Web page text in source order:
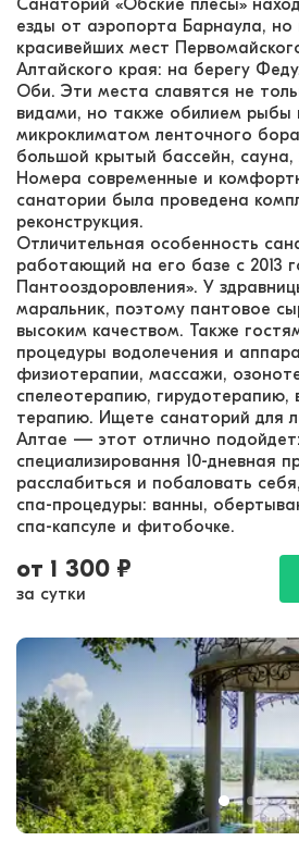
Санаторий «Обские плесы»
езды от аэропорта Барнаула,
красивейших мест
Алтайского края: на берегу
Оби. Эти места славятся не
видами, но также обилием рыбы
микроклиматом ленточного
большой крытый бассейн,
Номера современные и
санатории была проведена
реконструкция.
Отличительная особенность
работающий на его базе с 2013
Пантооздоровления». У
маральник, поэтому пантовое
высоким качеством. Также
процедуры водолечения и
физиотерапии, массажи,
спелеотерапию, гирудотерапию,
терапию. Ищете санаторий для
Алтае — этот отлично подойдет:
специализировання 10-дневная
расслабиться и побаловать
спа-процедуры: ванны,
спа-капсуле и фитобочке.
от 1 300 ₽
за сутки